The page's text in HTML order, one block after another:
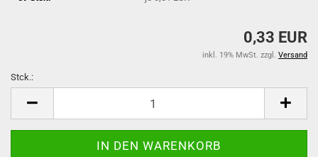
0,33 EUR
inkl. 19% MwSt. zzgl. Versand
Stck.: